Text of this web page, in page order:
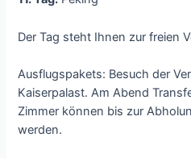
Der Tag steht Ihnen zur freien
Ausflugspakets: Besuch der
Kaiserpalast. Am Abend
Zimmer können bis zur
werden.